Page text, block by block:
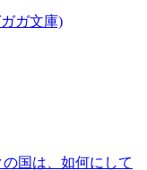
ガ文庫)
国は、如何にして